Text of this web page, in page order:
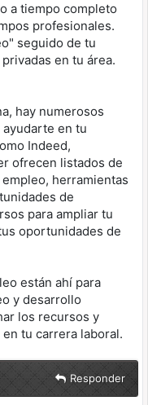
a tiempo completo
profesionales.
seguido de tu
en tu área.
hay numerosos
en tu
Indeed,
ofrecen listados de
herramientas
de
para ampliar tu
oportunidades de
están ahí para
y desarrollo
los recursos y
tu carrera laboral.
Responder